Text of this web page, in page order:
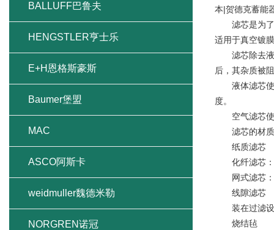
本|贺德克蓄能
滤芯是为了
适用于真空镀
滤芯除去液
后，其杂质被
液体滤芯使
度。
空气滤芯使
滤芯的材质
纸质滤芯
化纤滤芯：
网式滤芯：
线隙滤芯
装在过滤设
烧结毡
BALLUFF巴鲁夫
HENGSTLER亨士乐
E+H恩格斯豪斯
Baumer堡盟
MAC
ASCO阿斯卡
weidmuller魏德米勒
NORGREN诺冠